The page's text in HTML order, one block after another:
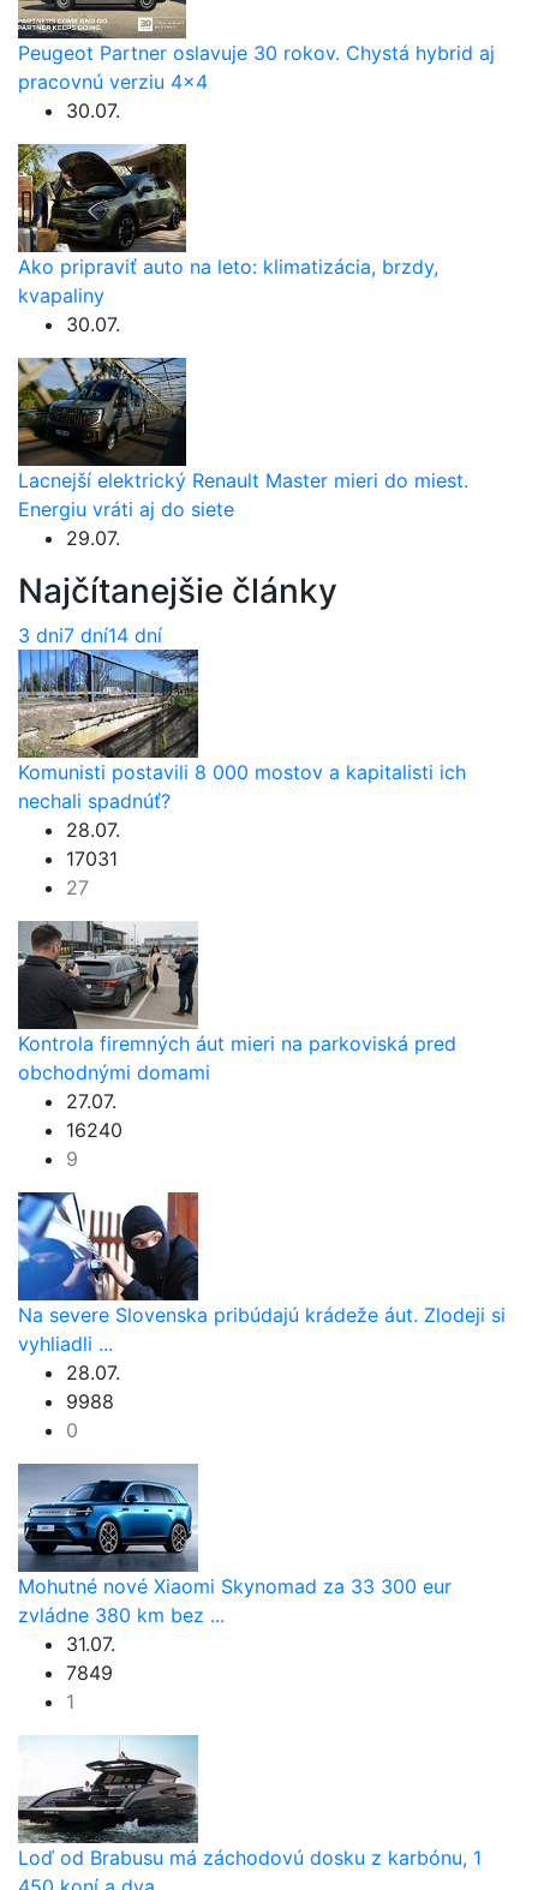
Peugeot Partner oslavuje 30 rokov. Chystá hybrid aj
pracovnú verziu 4×4
30.07.
Ako pripraviť auto na leto: klimatizácia, brzdy,
kvapaliny
30.07.
Lacnejší elektrický Renault Master mieri do miest.
Energiu vráti aj do siete
29.07.
Najčítanejšie články
3 dni7 dní14 dní
Komunisti postavili 8 000 mostov a kapitalisti ich
nechali spadnúť?
28.07.
17031
27
Kontrola firemných áut mieri na parkoviská pred
obchodnými domami
27.07.
16240
9
Na severe Slovenska pribúdajú krádeže áut. Zlodeji si
vyhliadli ...
28.07.
9988
0
Mohutné nové Xiaomi Skynomad za 33 300 eur
zvládne 380 km bez ...
31.07.
7849
1
Loď od Brabusu má záchodovú dosku z karbónu, 1